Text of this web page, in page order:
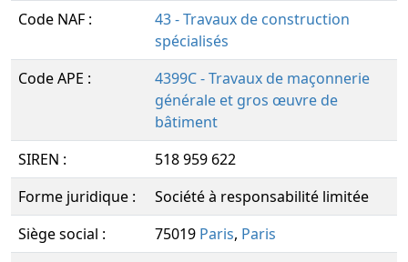
Code NAF :
43 - Travaux de construction
spécialisés
Code APE :
4399C - Travaux de maçonnerie
générale et gros œuvre de
bâtiment
SIREN :
518 959 622
Forme juridique :
Société à responsabilité limitée
Siège social :
75019 Paris, Paris